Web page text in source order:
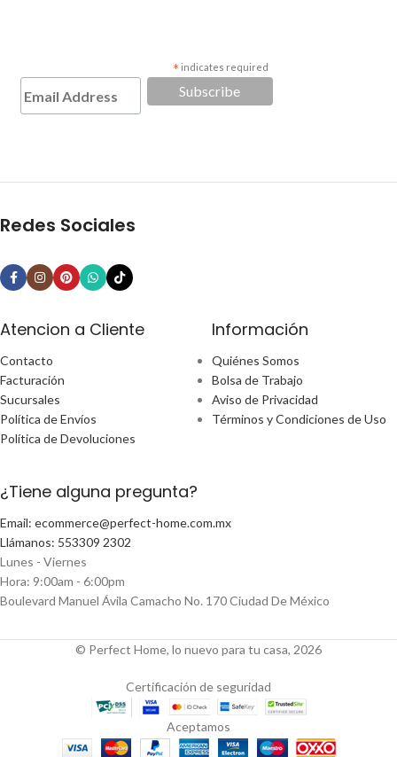
* indicates required
Redes Sociales
Atencion a Cliente
Contacto
Facturación
Sucursales
Política de Envíos
Política de Devoluciones
Información
Quiénes Somos
Bolsa de Trabajo
Aviso de Privacidad
Términos y Condiciones de Uso
¿Tiene alguna pregunta?
Email: ecommerce@perfect-home.com.mx
Llámanos: 553309 2302
Lunes - Viernes
Hora: 9:00am - 6:00pm
Boulevard Manuel Ávila Camacho No. 170 Ciudad De México
© Perfect Home, lo nuevo para tu casa, 2026
Certificación de seguridad
Aceptamos